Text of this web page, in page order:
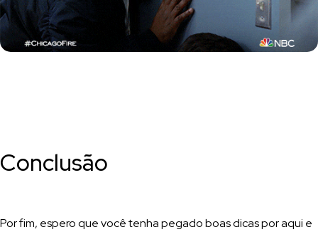
Conclusão
Por fim, espero que você tenha pegado boas dicas por aqui e